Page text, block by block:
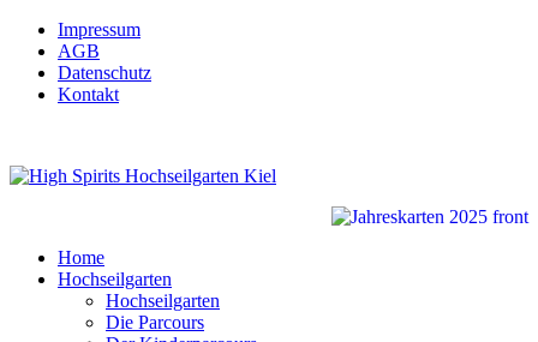
Impressum
AGB
Datenschutz
Kontakt
Home
Hochseilgarten
Hochseilgarten
Die Parcours